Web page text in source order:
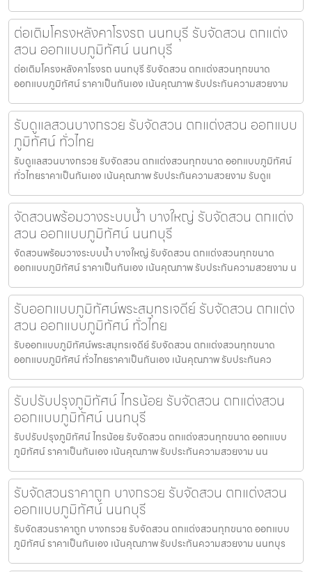
ต่อเติมโครงหลังคาโรงรถ นนทบุรี รับจัดสวน ตกแต่ง
สวน ออกแบบภูมิทัศน์ นนทบุรี
ต่อเติมโครงหลังคาโรงรถ นนทบุรี รับจัดสวน ตกแต่งสวนทุกขนาด
ออกแบบภูมิทัศน์ ราคาเป็นกันเอง เน้นคุณภาพ รับประกันความสวยงาม
รับดูแลสวนบางกรวย รับจัดสวน ตกแต่งสวน ออกแบบ
ภูมิทัศน์ ทั่วไทย
รับดูแลสวนบางกรวย รับจัดสวน ตกแต่งสวนทุกขนาด ออกแบบภูมิทัศน์
ทั่วไทยราคาเป็นกันเอง เน้นคุณภาพ รับประกันความสวยงาม รับดูแ
จัดสวนพร้อมวางระบบน้ำ บางใหญ่ รับจัดสวน ตกแต่ง
สวน ออกแบบภูมิทัศน์ นนทบุรี
จัดสวนพร้อมวางระบบน้ำ บางใหญ่ รับจัดสวน ตกแต่งสวนทุกขนาด
ออกแบบภูมิทัศน์ ราคาเป็นกันเอง เน้นคุณภาพ รับประกันความสวยงาม น
รับออกแบบภูมิทัศน์พระสมุทรเจดีย์ รับจัดสวน ตกแต่ง
สวน ออกแบบภูมิทัศน์ ทั่วไทย
รับออกแบบภูมิทัศน์พระสมุทรเจดีย์ รับจัดสวน ตกแต่งสวนทุกขนาด
ออกแบบภูมิทัศน์ ทั่วไทยราคาเป็นกันเอง เน้นคุณภาพ รับประกันคว
รับปรับปรุงภูมิทัศน์ ไทรน้อย รับจัดสวน ตกแต่งสวน
ออกแบบภูมิทัศน์ นนทบุรี
รับปรับปรุงภูมิทัศน์ ไทรน้อย รับจัดสวน ตกแต่งสวนทุกขนาด ออกแบบ
ภูมิทัศน์ ราคาเป็นกันเอง เน้นคุณภาพ รับประกันความสวยงาม นน
รับจัดสวนราคาถูก บางกรวย รับจัดสวน ตกแต่งสวน
ออกแบบภูมิทัศน์ นนทบุรี
รับจัดสวนราคาถูก บางกรวย รับจัดสวน ตกแต่งสวนทุกขนาด ออกแบบ
ภูมิทัศน์ ราคาเป็นกันเอง เน้นคุณภาพ รับประกันความสวยงาม นนทบุร